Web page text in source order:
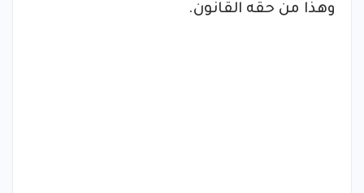
وهذا من حقه القانون.